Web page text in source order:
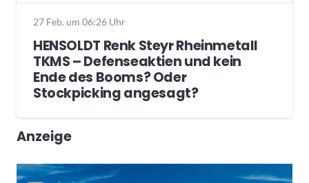
27 Feb. um 06:26 Uhr
HENSOLDT Renk Steyr Rheinmetall
TKMS – Defenseaktien und kein
Ende des Booms? Oder
Stockpicking angesagt?
Anzeige